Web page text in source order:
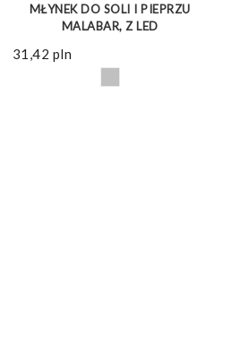
MŁYNEK DO SOLI I PIEPRZU
MALABAR, Z LED
31,42 pln